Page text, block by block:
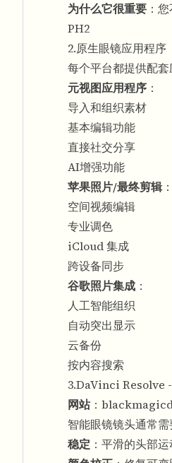
为什么它很重要 ：
PH2
2.原生眼镜应用程序
每个平台都提供配套
元视图应用程序 ：
导入和组织素材
基本编辑功能
直接社交分享
AI增强功能
苹果照片/最终剪辑：
空间视频编辑
专业调色
iCloud 集成
跨设备同步
谷歌照片集成 ：
人工智能组织
自动突出显示
云备份
按内容搜索
3.DaVinci Resolve
网站：
智能眼镜镜头通常需
稳定 ：平滑的头部